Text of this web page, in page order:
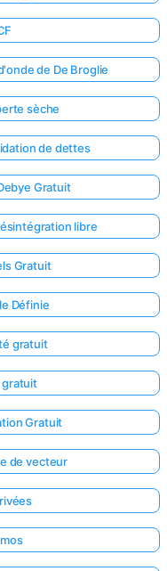
de De Broglie
sèche
de dettes
Gratuit
libre
Gratuit
Définie
gratuit
gratuit
Gratuit
de vecteur